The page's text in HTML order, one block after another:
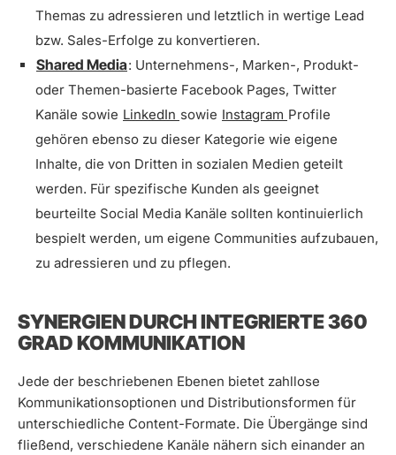
Themas zu adressieren und letztlich in wertige Lead
bzw. Sales-Erfolge zu konvertieren.
Shared Media: Unternehmens-, Marken-, Produkt-
oder Themen-basierte Facebook Pages, Twitter
Kanäle sowie LinkedIn sowie Instagram Profile
gehören ebenso zu dieser Kategorie wie eigene
Inhalte, die von Dritten in sozialen Medien geteilt
werden. Für spezifische Kunden als geeignet
beurteilte Social Media Kanäle sollten kontinuierlich
bespielt werden, um eigene Communities aufzubauen,
zu adressieren und zu pflegen.
SYNERGIEN DURCH INTEGRIERTE 360
GRAD KOMMUNIKATION
Jede der beschriebenen Ebenen bietet zahllose
Kommunikationsoptionen und Distributionsformen für
unterschiedliche Content-Formate. Die Übergänge sind
fließend, verschiedene Kanäle nähern sich einander an